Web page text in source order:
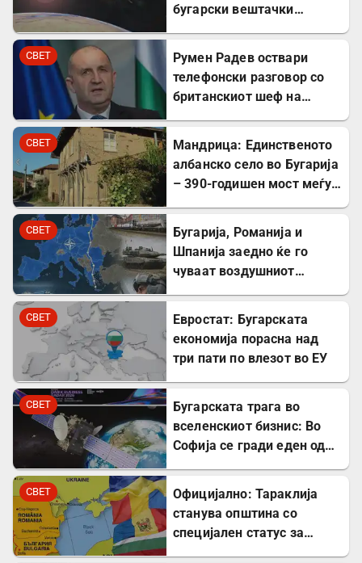
бугарски вештачки
СВЕТ
Румен Радев оствари
телефонски разговор со
британскиот шеф на
СВЕТ
Мандрица: Единственото
албанско село во Бугарија
– 390-годишен мост меѓу
СВЕТ
Бугарија, Романија и
Шпанија заедно ќе го
чуваат воздушниот
СВЕТ
Евростат: Бугарската
економија порасна над
три пати по влезот во ЕУ
СВЕТ
Бугарската трага во
вселенскиот бизнис: Во
Софија се гради еден од
центри во Европа
СВЕТ
Официјално: Тараклија
станува општина со
специјален статус за